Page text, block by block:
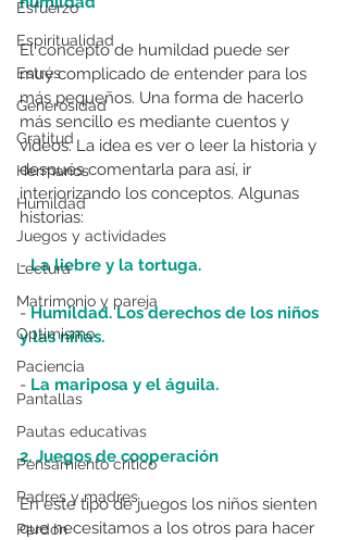
Esfuerzo
Espiritualidad
Estrés
Generosidad
Gratitud
Hermanos
Humildad
Juegos y actividades
Lectura
Matrimonio y pareja
Optimismo
Paciencia
Pantallas
Pautas educativas
Pensamiento crítico
Padres y madres
Perdón
El concepto de humildad puede ser
muy complicado de entender para los
más pequeños. Una forma de hacerlo
más sencillo es mediante cuentos y
vídeos. La idea es ver o leer la historia y
después comentarla para así, ir
interiorizando los conceptos. Algunas
historias:
- La liebre y la tortuga.
- Humildad. Los derechos de los niños
y las niñas.
- La mariposa y el águila.
2. Juegos de cooperación
En este tipo de juegos los niños sienten
que necesitamos a los otros para hacer